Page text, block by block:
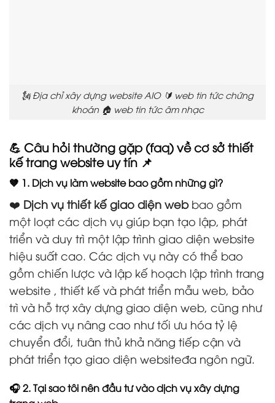
🗽 Địa chỉ xây dựng website AIO 🔰 web tin tức chứng
khoán 🏠 web tin tức âm nhạc
💪 Câu hỏi thường gặp (faq) về cơ sở thiết
kế trang website uy tín 📌
🤎 1. Dịch vụ làm website bao gồm những gì?
❤️ Dịch vụ thiết kế giao diện webbao gồm
một loạt các dịch vụ giúp bạn tạo lập, phát
triển và duy trì một lập trình giao diện website
hiệu suất cao. Các dịch vụ này có thể bao
gồm chiến lược và lập kế hoạch lập trình trang
website , thiết kế và phát triển mẫu web, bảo
trì và hỗ trợ xây dựng giao diện web, cũng như
các dịch vụ nâng cao như tối ưu hóa tỷ lệ
chuyển đổi, tuân thủ khả năng tiếp cận và
phát triển tạo giao diện websiteđa ngôn ngữ.
🎧 2. Tại sao tôi nên đầu tư vào dịch vụ xây dựng